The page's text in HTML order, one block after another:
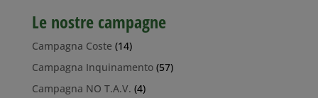
Le nostre campagne
Campagna Coste (14)
Campagna Inquinamento(57)
Campagna NO T.A.V. (4)